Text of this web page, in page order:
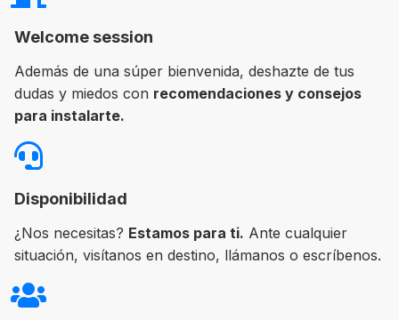
Welcome session
Además de una súper bienvenida, deshazte de tus
dudas y miedos con recomendaciones y consejos
para instalarte.
Disponibilidad
¿Nos necesitas? Estamos para ti. Ante cualquier
situación, visítanos en destino, llámanos o escríbenos.